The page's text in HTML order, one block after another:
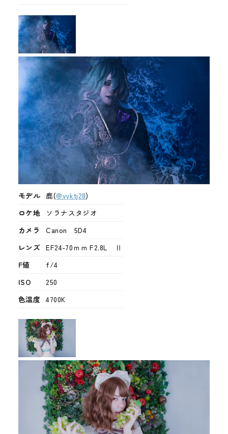
モデル 鹿(@vyktj28)
ロケ地
ソラナスタジオ
カメラ
Canon 5D4
レンズ EF24-70ｍｍ F2.8L Ⅱ
F値
f/4
ISO
250
色温度 4700K